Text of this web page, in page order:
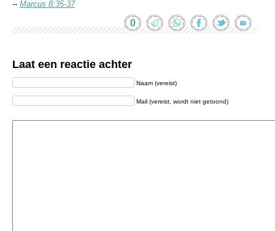
-- Marcus 8:35-37
0
Laat een reactie achter
Naam (vereist)
Mail (vereist, wordt niet getoond)